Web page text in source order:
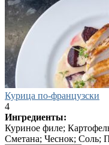
Курица по-французски
4
Ингредиенты:
Куриное филе;
Сметана; Чеснок; Соль;